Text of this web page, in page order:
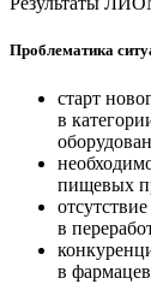
Проблематика
старт
в
пищевых
в
в